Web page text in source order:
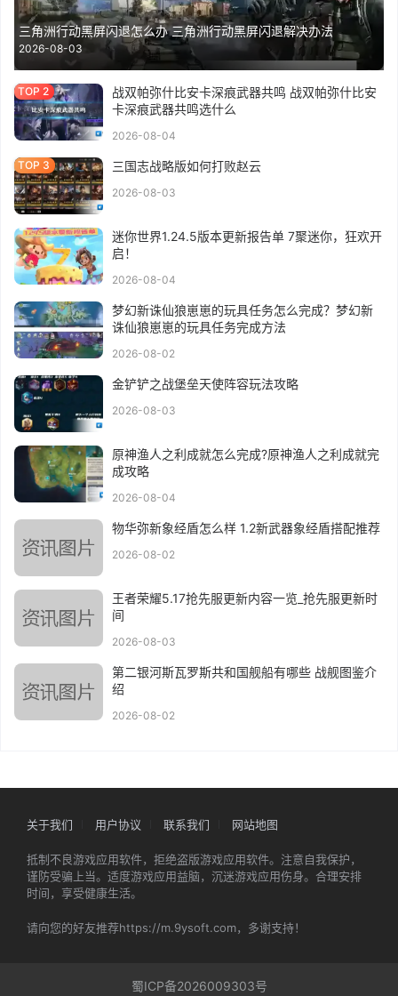
三角洲行动黑屏闪退怎么办 三角洲行动黑屏闪退解决办法
2026-08-03
战双帕弥什比安卡深痕武器共鸣 战双帕弥什比安
卡深痕武器共鸣选什么
2026-08-04
三国志战略版如何打败赵云
2026-08-03
迷你世界1.24.5版本更新报告单 7聚迷你，狂欢开
启！
2026-08-04
梦幻新诛仙狼崽崽的玩具任务怎么完成？梦幻新
诛仙狼崽崽的玩具任务完成方法
2026-08-02
金铲铲之战堡垒天使阵容玩法攻略
2026-08-03
原神渔人之利成就怎么完成?原神渔人之利成就完
成攻略
2026-08-04
物华弥新象经盾怎么样 1.2新武器象经盾搭配推荐
2026-08-02
王者荣耀5.17抢先服更新内容一览_抢先服更新时
间
2026-08-03
第二银河斯瓦罗斯共和国舰船有哪些 战舰图鉴介
绍
2026-08-02
关于我们 用户协议 联系我们 网站地图
抵制不良游戏应用软件，拒绝盗版游戏应用软件。注意自我保护，
谨防受骗上当。适度游戏应用益脑，沉迷游戏应用伤身。合理安排
时间，享受健康生活。
请向您的好友推荐https://m.9ysoft.com，多谢支持！
蜀ICP备2026009303号